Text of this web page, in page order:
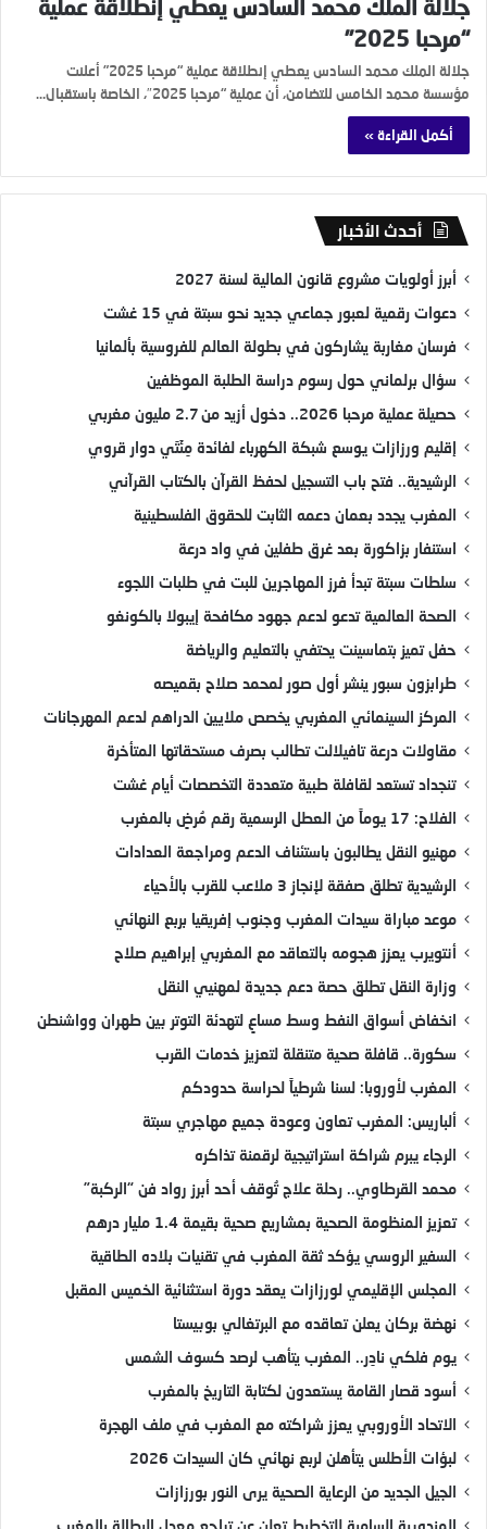
جلالة الملك محمد السادس يعطي إنطلاقة عملية
“مرحبا 2025”
جلالة الملك محمد السادس يعطي إنطلاقة عملية “مرحبا 2025” أعلنت
مؤسسة محمد الخامس للتضامن، أن عملية “مرحبا 2025″، الخاصة باستقبال…
أكمل القراءة »
أحدث الأخبار
أبرز أولويات مشروع قانون المالية لسنة 2027
دعوات رقمية لعبور جماعي جديد نحو سبتة في 15 غشت
فرسان مغاربة يشاركون في بطولة العالم للفروسية بألمانيا
سؤال برلماني حول رسوم دراسة الطلبة الموظفين
حصيلة عملية مرحبا 2026.. دخول أزيد من 2.7 مليون مغربي
إقليم ورزازات يوسع شبكة الكهرباء لفائدة مِئَتَي دوار قروي
الرشيدية.. فتح باب التسجيل لحفظ القرآن بالكتاب القرآني
المغرب يجدد بعمان دعمه الثابت للحقوق الفلسطينية
استنفار بزاكورة بعد غرق طفلين في واد درعة
سلطات سبتة تبدأ فرز المهاجرين للبت في طلبات اللجوء
الصحة العالمية تدعو لدعم جهود مكافحة إيبولا بالكونغو
حفل تميز بتماسينت يحتفي بالتعليم والرياضة
طرابزون سبور ينشر أول صور لمحمد صلاح بقميصه
المركز السينمائي المغربي يخصص ملايين الدراهم لدعم المهرجانات
مقاولات درعة تافيلالت تطالب بصرف مستحقاتها المتأخرة
تنجداد تستعد لقافلة طبية متعددة التخصصات أيام غشت
الفلاح: 17 يوماً من العطل الرسمية رقم مُرضٍ بالمغرب
مهنيو النقل يطالبون باستئناف الدعم ومراجعة العدادات
الرشيدية تطلق صفقة لإنجاز 3 ملاعب للقرب بالأحياء
موعد مباراة سيدات المغرب وجنوب إفريقيا بربع النهائي
أنتويرب يعزز هجومه بالتعاقد مع المغربي إبراهيم صلاح
وزارة النقل تطلق حصة دعم جديدة لمهنيي النقل
انخفاض أسواق النفط وسط مساعٍ لتهدئة التوتر بين طهران وواشنطن
سكورة.. قافلة صحية متنقلة لتعزيز خدمات القرب
المغرب لأوروبا: لسنا شرطياً لحراسة حدودكم
ألباريس: المغرب تعاون وعودة جميع مهاجري سبتة
الرجاء يبرم شراكة استراتيجية لرقمنة تذاكره
محمد القرطاوي.. رحلة علاج تُوقف أحد أبرز رواد فن “الركبة”
تعزيز المنظومة الصحية بمشاريع صحية بقيمة 1.4 مليار درهم
السفير الروسي يؤكد ثقة المغرب في تقنيات بلاده الطاقية
المجلس الإقليمي لورزازات يعقد دورة استثنائية الخميس المقبل
نهضة بركان يعلن تعاقده مع البرتغالي بوبيستا
يوم فلكي نادِر.. المغرب يتأهب لرصد كسوف الشمس
أسود قصار القامة يستعدون لكتابة التاريخ بالمغرب
الاتحاد الأوروبي يعزز شراكته مع المغرب في ملف الهجرة
لبؤات الأطلس يتأهلن لربع نهائي كان السيدات 2026
الجيل الجديد من الرعاية الصحية يرى النور بورزازات
المندوبية السامية للتخطيط تعلن عن تراجع معدل البطالة بالمغرب